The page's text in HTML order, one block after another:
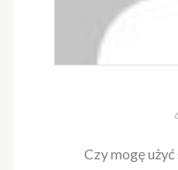
Czy mogę